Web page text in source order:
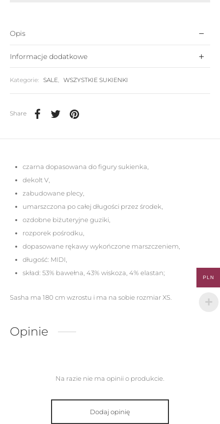
Opis
Informacje dodatkowe
Kategorie: SALE, WSZYSTKIE SUKIENKI
Share
czarna dopasowana do figury sukienka,
dekolt V,
zabudowane plecy,
umarszczona po całej długości przez środek,
ozdobne biżuteryjne guziki,
rozporek pośrodku,
dopasowane rękawy wykończone marszczeniem,
długość: MIDI,
skład: 53% bawełna, 43% wiskoza, 4% elastan;
Sasha ma 180 cm wzrostu i ma na sobie rozmiar XS.
Opinie
Na razie nie ma opinii o produkcie.
Dodaj opinię
PLN